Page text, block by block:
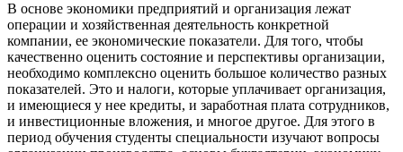
В основе экономики предприятий и организация лежат
операции и хозяйственная деятельность конкретной
компании, ее экономические показатели. Для того, чтобы
качественно оценить состояние и перспективы организации,
необходимо комплексно оценить большое количество разных
показателей. Это и налоги, которые уплачивает организация,
и имеющиеся у нее кредиты, и заработная плата сотрудников,
и инвестиционные вложения, и многое другое. Для этого в
период обучения студенты специальности изучают вопросы